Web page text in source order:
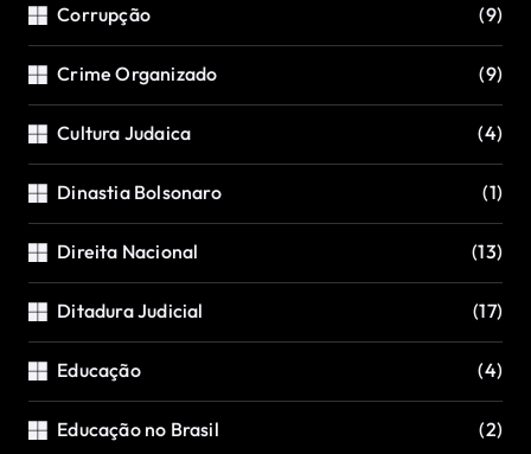
Corrupção (9)
Crime Organizado (9)
Cultura Judaica (4)
Dinastia Bolsonaro (1)
Direita Nacional (13)
Ditadura Judicial (17)
Educação (4)
Educação no Brasil (2)